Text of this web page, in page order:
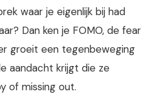
waar je eigenlijk bij had
Dan ken je FOMO, de fear
groeit een tegenbeweging
aandacht krijgt die ze
of missing out.